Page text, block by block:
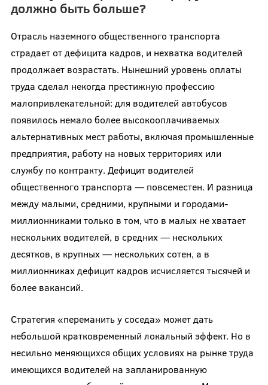
должно быть больше?
Отрасль наземного общественного транспорта
страдает от дефицита кадров, и нехватка водителей
продолжает возрастать. Нынешний уровень оплаты
труда сделал некогда престижную профессию
малопривлекательной: для водителей автобусов
появилось немало более высокооплачиваемых
альтернативных мест работы, включая промышленные
предприятия, работу на новых территориях или
службу по контракту. Дефицит водителей
общественного транспорта — повсеместен. И разница
между малыми, средними, крупными и городами-
миллионниками только в том, что в малых не хватает
нескольких водителей, в средних — нескольких
десятков, в крупных — нескольких сотен, а в
миллионниках дефицит кадров исчисляется тысячей и
более вакансий.
Стратегия «переманить у соседа» может дать
небольшой кратковременный локальный эффект. Но в
несильно меняющихся общих условиях на рынке труда
имеющихся водителей на запланированную